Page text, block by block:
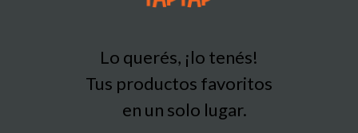
Lo querés, ¡lo tenés!
Tus productos favoritos
en un solo lugar.